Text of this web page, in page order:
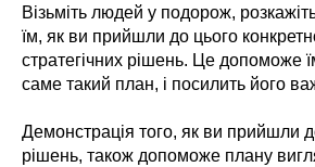
Візьміть людей у подорож,
їм, як ви прийшли до цього
стратегічних рішень. Це допоможе
саме такий план, і посилить його
Демонстрація того, як ви прийшли
рішень, також допоможе плану